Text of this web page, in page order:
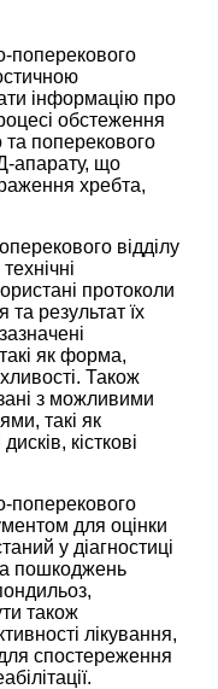
поперекового
інформацію про
обстеження
поперекового
апарату, що
хребта,
відділу
протоколи
результат їх
як форма,
Також
з можливими
такі як
кісткові
поперекового
для оцінки
у діагностиці
пошкоджень
також
лікування,
спостереження